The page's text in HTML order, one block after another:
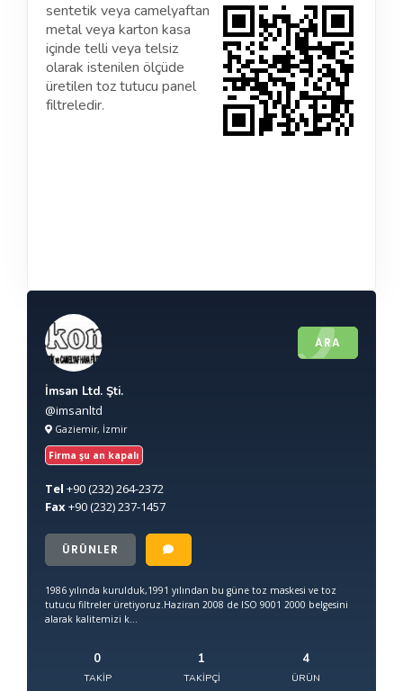
sentetik veya camelyaftan
metal veya karton kasa
içinde telli veya telsiz
olarak istenilen ölçüde
üretilen toz tutucu panel
filtreledir.
ARA
İmsan Ltd. Şti.
@imsanltd
Gaziemir, İzmir
Firma şu an kapalı
Tel +90(232) 264-2372
Fax+90(232) 237-1457
ÜRÜNLER
1986 yılında kurulduk,1991 yılından bu güne toz maskesi ve toz
tutucu filtreler üretiyoruz.Haziran 2008 de ISO 9001 2000 belgesini
alarak kalitemizi k...
0
TAKIP
1
TAKIPÇI
4
ÜRÜN